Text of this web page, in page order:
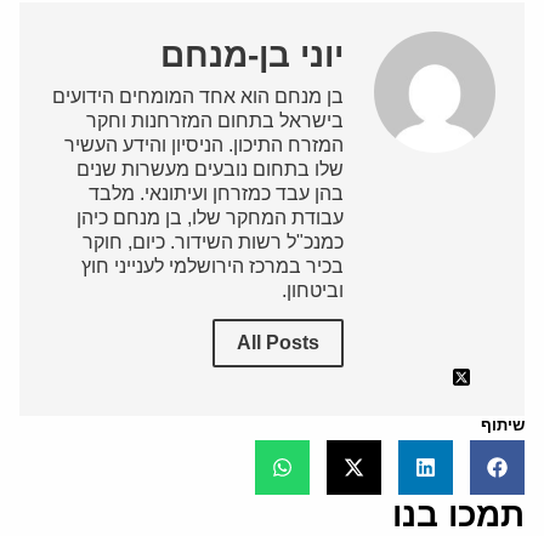
יוני בן-מנחם
בן מנחם הוא אחד המומחים הידועים
בישראל בתחום המזרחנות וחקר
המזרח התיכון. הניסיון והידע העשיר
שלו בתחום נובעים מעשרות שנים
בהן עבד כמזרחן ועיתונאי. מלבד
עבודת המחקר שלו, בן מנחם כיהן
כמנכ"ל רשות השידור. כיום, חוקר
בכיר במרכז הירושלמי לענייני חוץ
וביטחון.
All Posts
שיתוף
תמכו בנו